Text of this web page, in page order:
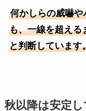
何かしらの威嚇
も、一線を超える
と判断しています
秋以降は安定